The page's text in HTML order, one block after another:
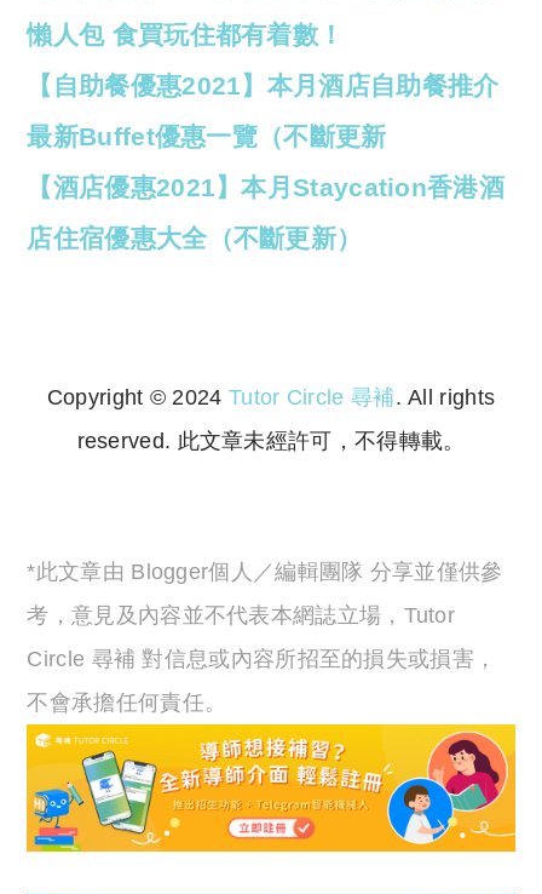
懶人包 食買玩住都有着數！
【自助餐優惠2021】本月酒店自助餐推介
最新Buffet優惠一覽（不斷更新
【酒店優惠2021】本月Staycation香港酒
店住宿優惠大全（不斷更新）
Copyright © 2024 Tutor Circle 尋補. All rights
reserved. 此文章未經許可，不得轉載。
*此文章由 Blogger個人／編輯團隊 分享並僅供參
考，意見及內容並不代表本網誌立場，Tutor
Circle 尋補 對信息或內容所招至的損失或損害，
不會承擔任何責任。